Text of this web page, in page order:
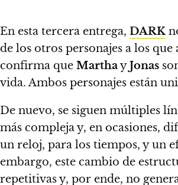
En esta tercera entrega, DARK
de los otros personajes a los
confirma que MarthayJonas
vida. Ambos personajes están
De nuevo, se siguen múltiples
más compleja y, en ocasiones,
un reloj, para los tiempos, y un
embargo, este cambio de
repetitivas y, por ende, no